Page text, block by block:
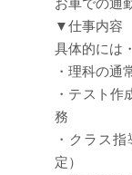
お車での通
▼仕事内容
具体的には
・理科の通
・テスト
務
・クラス
定）